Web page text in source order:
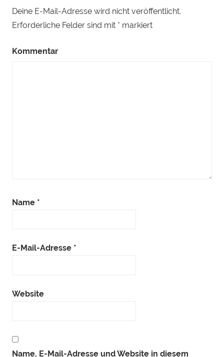
Deine E-Mail-Adresse wird nicht veröffentlicht.
Erforderliche Felder sind mit * markiert
Kommentar
Name *
E-Mail-Adresse *
Website
Name, E-Mail-Adresse und Website in diesem